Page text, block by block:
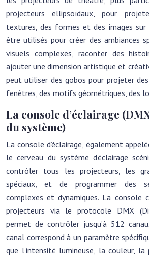
projecteurs ellipsoïdaux, pour
textures, des formes et des images
être utilisés pour créer des ambiances
visuels complexes, raconter des
ajouter une dimension artistique et
peut utiliser des gobos pour projeter des
fenêtres, des motifs géométriques, des
La console d’éclairage
du système)
La console d’éclairage, également
le cerveau du système d’éclairage
contrôler tous les projecteurs, les
spéciaux, et de programmer des
complexes et dynamiques. La console
projecteurs via le protocole DMX
permet de contrôler jusqu’à 512
canal correspond à un paramètre
que l’intensité lumineuse, la couleur,